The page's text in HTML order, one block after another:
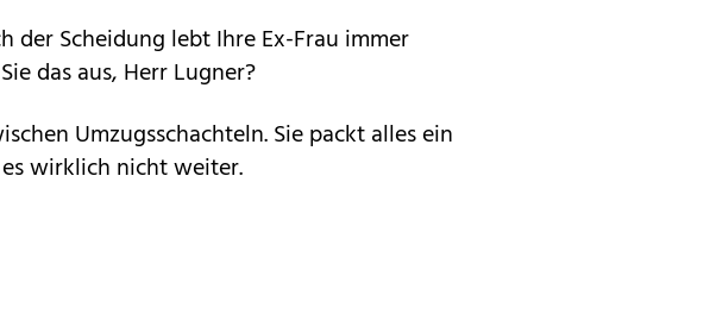
der Scheidung lebt Ihre Ex-Frau immer
das aus, Herr Lugner?
Umzugsschachteln. Sie packt alles ein
wirklich nicht weiter.